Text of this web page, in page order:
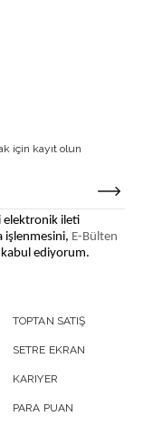
için kayıt olun
elektronik ileti
işlenmesini, E-Bülten
kabul ediyorum.
TOPTAN SATIŞ
SETRE EKRAN
KARIYER
PARA PUAN